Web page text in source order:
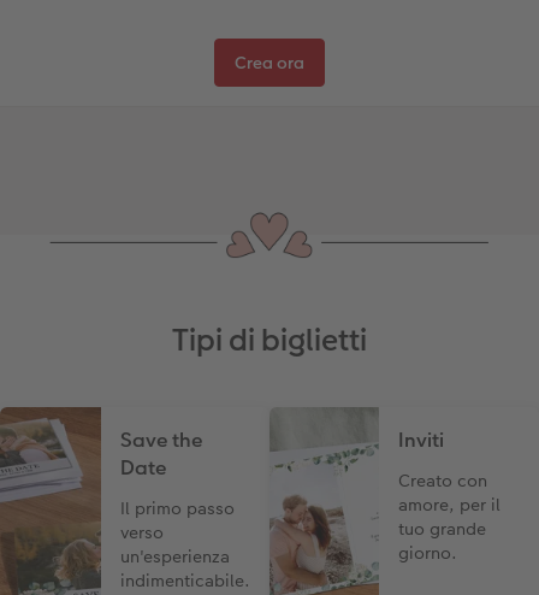
Crea ora
Tipi di biglietti
Save the
Date
Il primo passo
verso
un'esperienza
indimenticabile.
Inviti
Creato con
amore, per il
tuo grande
giorno.